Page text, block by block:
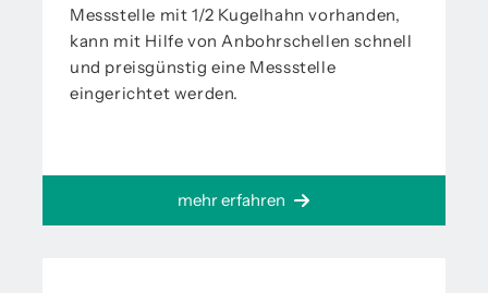
Messstelle mit 1/2 Kugelhahn vorhanden,
kann mit Hilfe von Anbohrschellen schnell
und preisgünstig eine Messstelle
eingerichtet werden.
mehr erfahren